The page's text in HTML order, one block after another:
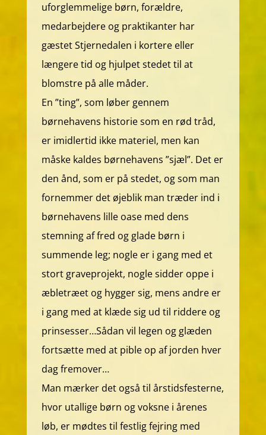
uforglemmelige børn, forældre,
medarbejdere og praktikanter har
gæstet Stjernedalen i kortere eller
længere tid og hjulpet stedet til at
blomstre på alle måder.
En ”ting”, som løber gennem
børnehavens historie som en rød tråd,
er imidlertid ikke materiel, men kan
måske kaldes børnehavens ”sjæl”. Det er
den ånd, som er på stedet, og som man
fornemmer det øjeblik man træder ind i
børnehavens lille oase med dens
stemning af fred og glade børn i
summende leg; nogle er i gang med et
stort graveprojekt, nogle sidder oppe i
æbletræet og hygger sig, mens andre er
i gang med at klæde sig ud til riddere og
prinsesser…Sådan vil legen og glæden
fortsætte med at pible op af jorden hver
dag fremover…
Man mærker det også til årstidsfesterne,
hvor utallige børn og voksne i årenes
løb, er mødtes til festlig fejring med